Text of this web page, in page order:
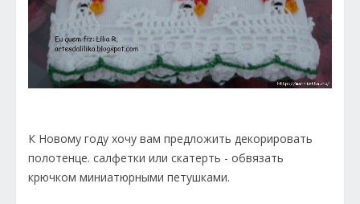
К Новому году хочу вам предложить декорировать
полотенце. салфетки или скатерть - обвязать
крючком миниатюрными петушками.